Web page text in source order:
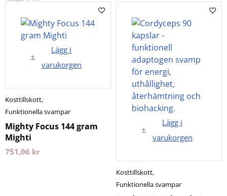
Lägg i
varukorgen
Kosttillskott,
Funktionella svampar
Mighty Focus 144 gram
Mighti
751,06 kr
Lägg i
varukorgen
Kosttillskott,
Funktionella svampar